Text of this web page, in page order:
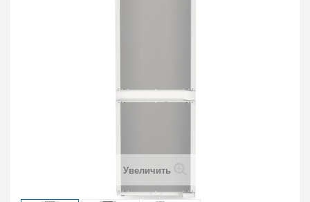
Увеличить